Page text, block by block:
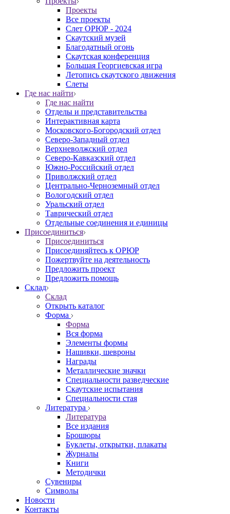
Проекты
Все проекты
Слет ОРЮР - 2024
Скаутский музей
Благодатный огонь
Cкаутская конференция
Большая Георгиевская игра
Летопись скаутского движения
Слеты
Где нас найти
Где нас найти
Отделы и представительства
Интерактивная карта
Московского-Богородский отдел
Северо-Западный отдел
Верхневолжский отдел
Северо-Кавказский отдел
Южно-Российский отдел
Приволжский отдел
Центрально-Черноземный отдел
Вологодский отдел
Уральский отдел
Таврический отдел
Отдельные соединения и единицы
Присоединиться
Присоединиться
Присоединяйтесь к ОРЮР
Пожертвуйте на деятельность
Предложить проект
Предложить помощь
Склад
Склад
Открыть каталог
Форма
Форма
Вся форма
Элементы формы
Нашивки, шевроны
Награды
Металлические значки
Специальности разведческие
Скаутские испытания
Специальности стая
Литература
Литература
Все издания
Брошюры
Буклеты, открытки, плакаты
Журналы
Книги
Методички
Сувениры
Символы
Новости
Контакты